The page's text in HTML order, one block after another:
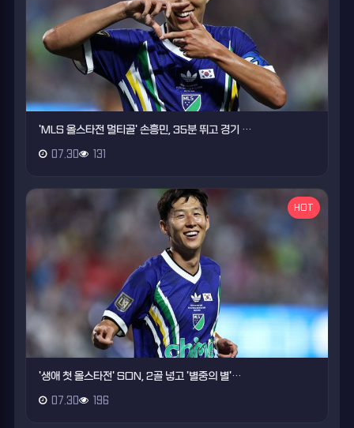
'MLS 올스타전 멀티골' 손흥민, 35분 뛰고 경기 …
07.30 131
HOT
'생애 첫 올스타전' SON, 2골 넣고 '별중의 별'…
07.30 196